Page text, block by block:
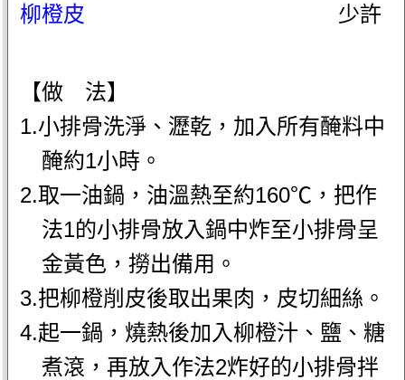
柳橙皮
少許
【做 法】
1.小排骨洗淨、瀝乾，加入所有醃料中
醃約1小時。
2.取一油鍋，油溫熱至約160℃，把作
法1的小排骨放入鍋中炸至小排骨呈
金黃色，撈出備用。
3.把柳橙削皮後取出果肉，皮切細絲。
4.起一鍋，燒熱後加入柳橙汁、鹽、糖
煮滾，再放入作法2炸好的小排骨拌